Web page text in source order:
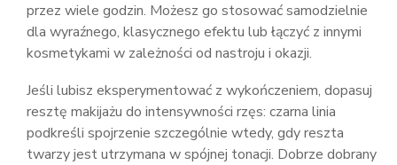
przez wiele godzin. Możesz go stosować samodzielnie
dla wyraźnego, klasycznego efektu lub łączyć z innymi
kosmetykami w zależności od nastroju i okazji.
Jeśli lubisz eksperymentować z wykończeniem, dopasuj
resztę makijażu do intensywności rzęs: czarna linia
podkreśli spojrzenie szczególnie wtedy, gdy reszta
twarzy jest utrzymana w spójnej tonacji. Dobrze dobrany